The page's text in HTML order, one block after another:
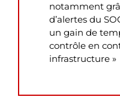
notamment
d’alertes du
un gain de
contrôle en
infrastructure »